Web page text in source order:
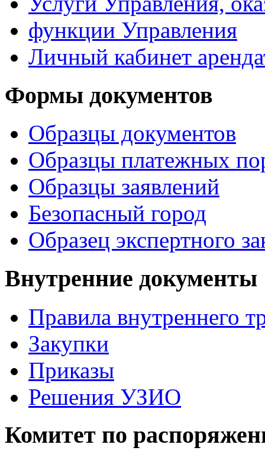
функции Управления
Личный кабинет
Формы документов
Образцы документов
Образцы платежных
Образцы заявлений
Безопасный город
Образец экспертного
Внутренние документы
Правила внутреннего
Закупки
Приказы
Решения УЗИО
Комитет по